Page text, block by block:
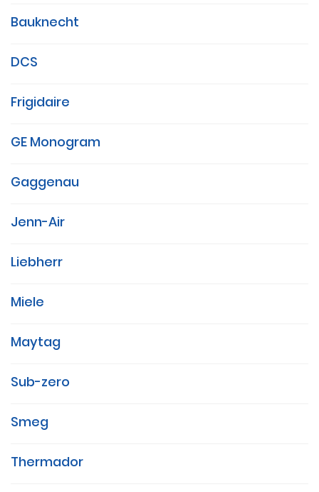
Bauknecht
DCS
Frigidaire
GE Monogram
Gaggenau
Jenn-Air
Liebherr
Miele
Maytag
Sub-zero
Smeg
Thermador